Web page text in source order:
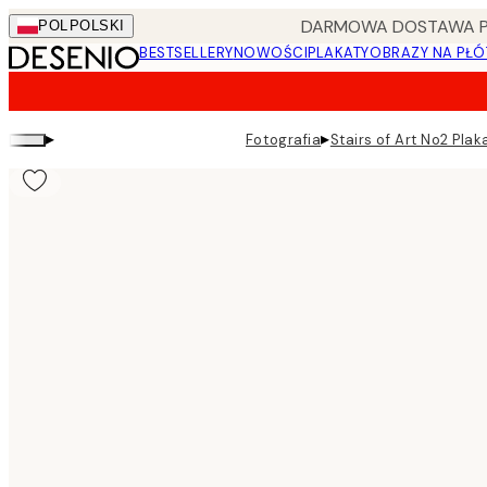
Skip
to
main
POL POLSKI DARMOWA DOSTAWA
BESTSELLERYNOWOŚCIPLAKATYOBRAZY NA
▸ Fotografia▸Stairs of Art No2